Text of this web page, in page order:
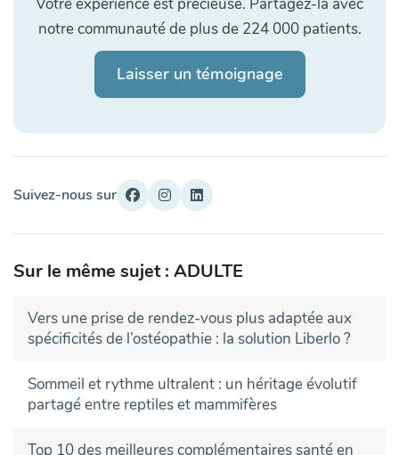
notre communauté de plus de 224 000 patients.
Laisser un témoignage
Suivez-nous sur
Sur le même sujet : ADULTE
Vers une prise de rendez-vous plus adaptée aux
spécificités de l’ostéopathie : la solution Liberlo ?
Sommeil et rythme ultralent : un héritage évolutif
partagé entre reptiles et mammifères
Top 10 des meilleures complémentaires santé en